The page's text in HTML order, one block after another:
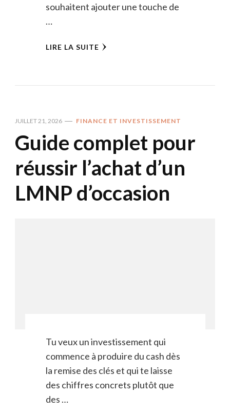
souhaitent ajouter une touche de
…
LIRE LA SUITE
JUILLET 21, 2026 FINANCE ET INVESTISSEMENT
Guide complet pour
réussir l’achat d’un
LMNP d’occasion
Tu veux un investissement qui
commence à produire du cash dès
la remise des clés et qui te laisse
des chiffres concrets plutôt que
des …